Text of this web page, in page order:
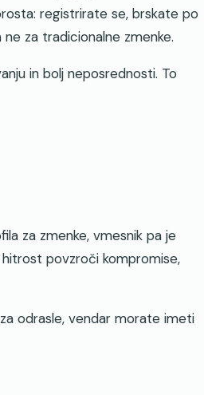
registrirate se, brskate po
za tradicionalne zmenke.
in bolj neposrednosti. To
za zmenke, vmesnik pa je
povzroči kompromise,
odrasle, vendar morate imeti